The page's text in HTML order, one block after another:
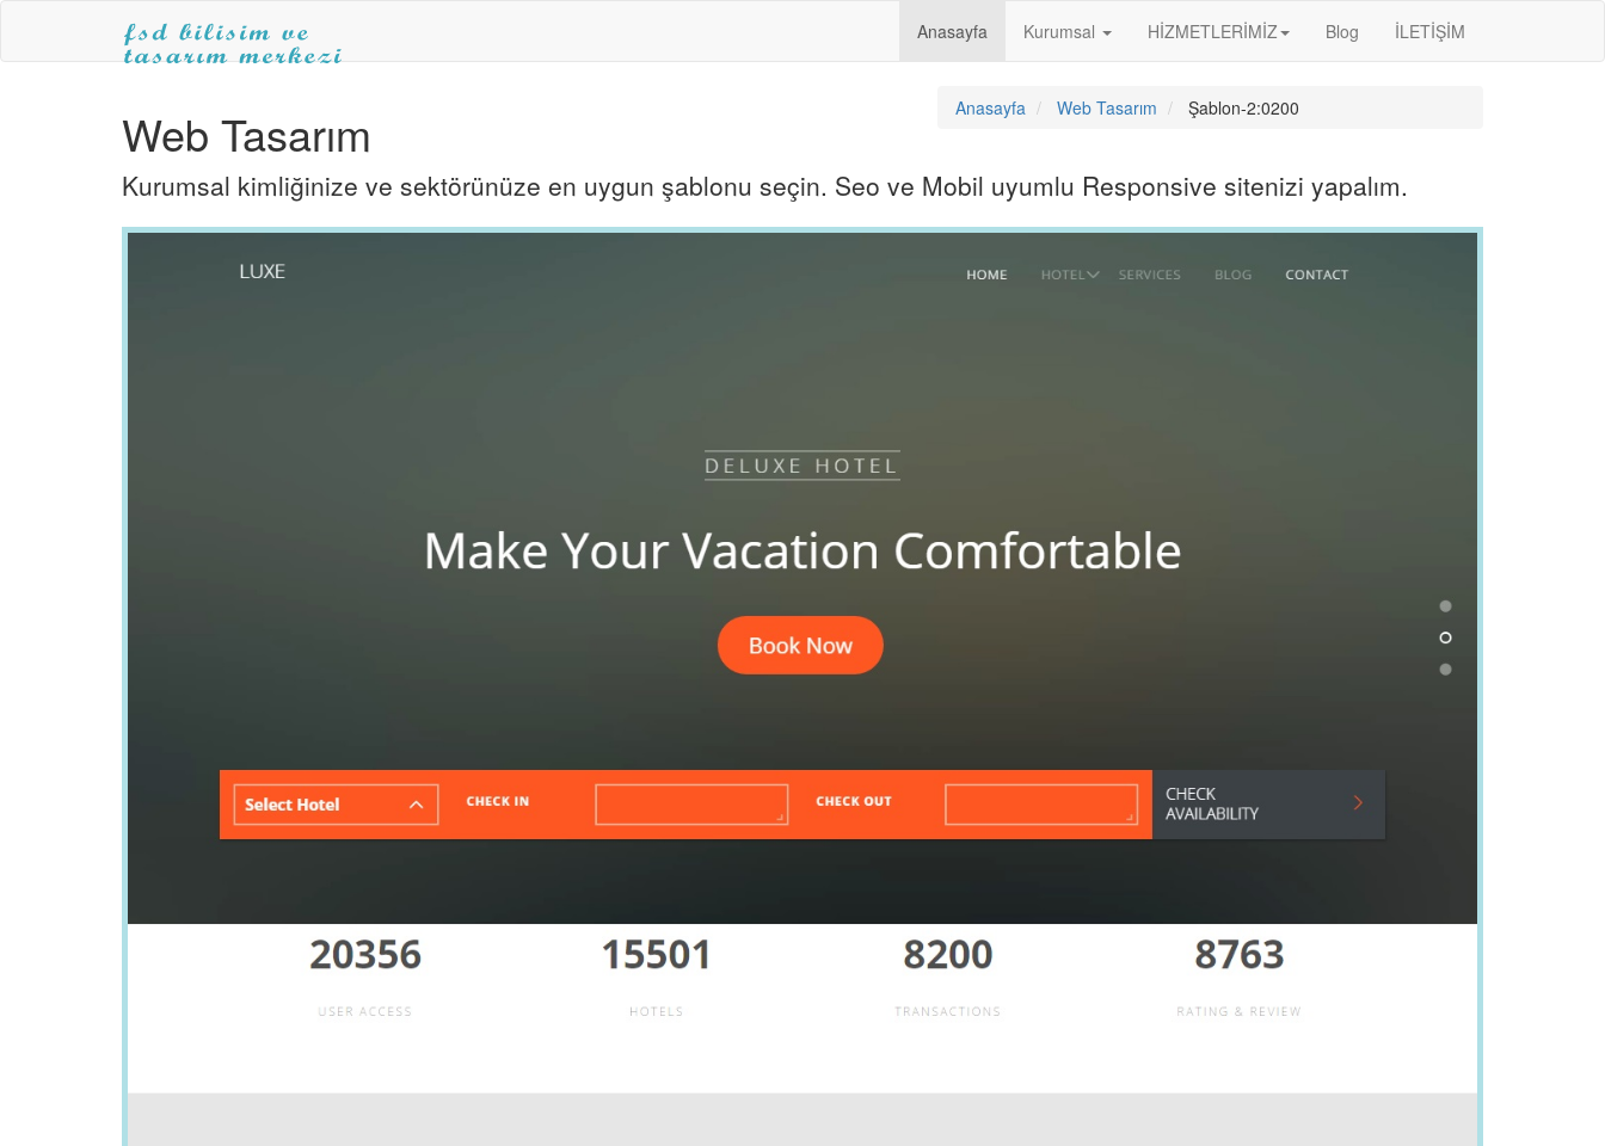
ve
TASARIM
MERKEZİ
|ANKARA
WEB
Anasayfa Kurumsal HİZMETLERİMİZ Blog İLETİŞİM
Web Tasarım Anasayfa Web Tasarım Şablon-2:0200
Kurumsal kimliğinize ve sektörünüze en uygun şablonu seçin. Seo ve Mobil uyumlu Responsive sitenizi yapalım.